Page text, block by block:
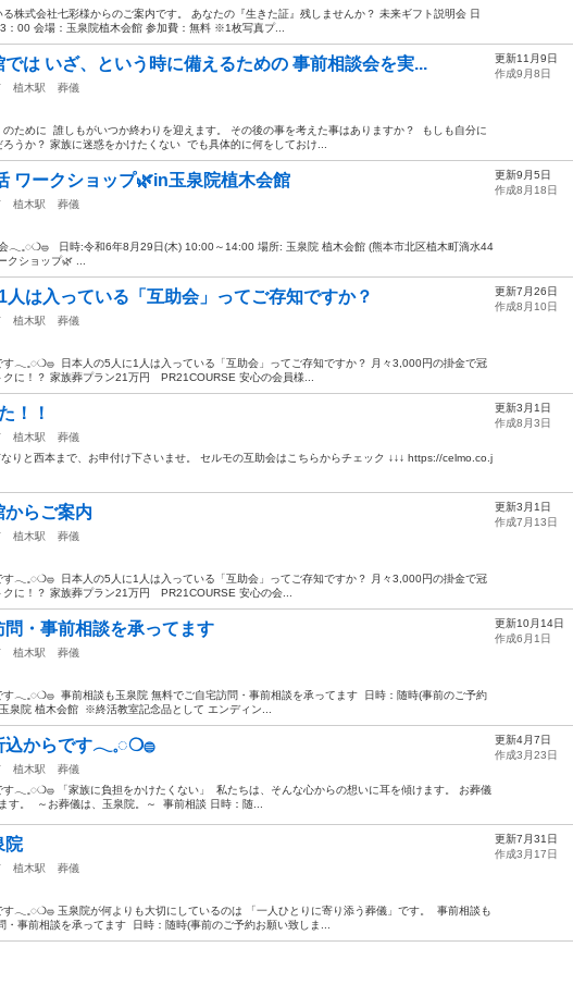
株式会社七彩様からのご案内です。 あなたの『生きた証』残しませんか？ 未来ギフト説明会 日
：00 会場：玉泉院植木会館 参加費：無料 ※1枚写真プ...
では いざ、という時に備えるための 事前相談会を実...
植木駅
葬儀
ために ⁡ 誰しもがいつか終わりを迎えます。 その後の事を考えた事はありますか？ ⁡ もしも自分に
うか？ 家族に迷惑をかけたくない ⁡ でも具体的に何をしておけ...
更新11月9日
作成9月8日
ワークショップ🌿in玉泉院植木会館
植木駅
葬儀
𓂃𓈒◌❍𓐍 ⁡ ⁡ 日時:令和6年8月29日(木) 10:00～14:00 場所: 玉泉院 植木会館 (熊本市北区植木町滴水44
クショップ🌿 ...
更新9月5日
作成8月18日
人は入っている「互助会」ってご存知ですか？
植木駅
葬儀
す𓂃𓈒◌❍𓐍 ⁡ 日本人の5人に1人は入っている「互助会」ってご存知ですか？ 月々3,000円の掛金で冠
クに！？ 家族葬プラン21万円 PR21COURSE 安心の会員様...
更新7月26日
作成8月10日
！！
植木駅
葬儀
りと西本まで、お申付け下さいませ。 セルモの互助会はこちらからチェック ↓↓↓ https://celmo.co.j
更新3月1日
作成8月3日
からご案内
植木駅
葬儀
す𓂃𓈒◌❍𓐍 ⁡ 日本人の5人に1人は入っている「互助会」ってご存知ですか？ 月々3,000円の掛金で冠
クに！？ 家族葬プラン21万円 PR21COURSE 安心の会...
更新3月1日
作成7月13日
・事前相談を承ってます
植木駅
葬儀
す𓂃𓈒◌❍𓐍 ⁡ 事前相談も玉泉院 無料でご自宅訪問・事前相談を承ってます ⁡ 日時：随時(事前のご予約
泉院 植木会館 ⁡ ※終活教室記念品として エンディン...
更新10月14日
作成6月1日
込からです𓂃𓈒◌❍𓐍
植木駅
葬儀
す𓂃𓈒◌❍𓐍 「家族に負担をかけたくない」 ⁡ 私たちは、そんな心からの想いに耳を傾けます。 お葬儀
す。 ⁡ ～お葬儀は、玉泉院。～ ⁡ 事前相談 日時：随...
更新4月7日
作成3月23日
院
植木駅
葬儀
す𓂃𓈒◌❍𓐍 玉泉院が何よりも大切にしているのは 「一人ひとりに寄り添う葬儀」です。 ⁡ 事前相談も
・事前相談を承ってます ⁡ 日時：随時(事前のご予約お願い致しま...
更新7月31日
作成3月17日